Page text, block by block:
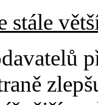
stále